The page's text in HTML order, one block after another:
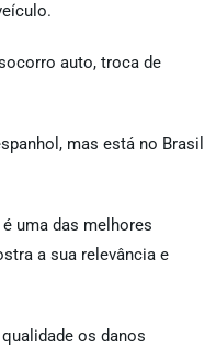
auto, troca de
mas está no Brasil
uma das melhores
a sua relevância e
os danos